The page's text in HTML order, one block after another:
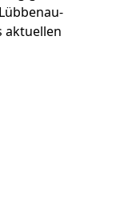
aktuellen